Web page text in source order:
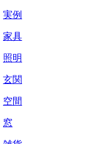
実例
家具
照明
玄関
空間
窓